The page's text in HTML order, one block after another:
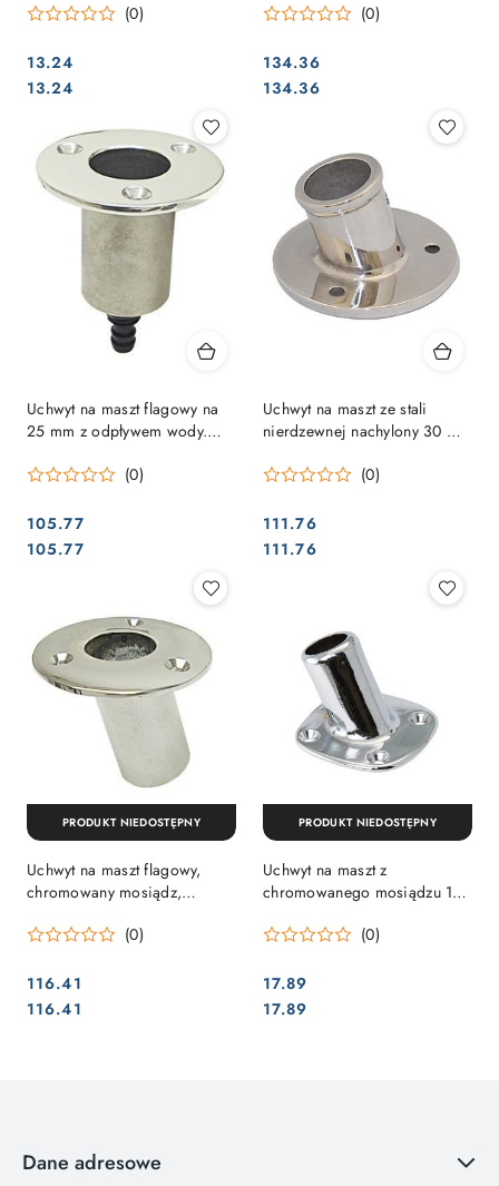
(0)
Cena:
13.24
Cena:
13.24
(0)
Cena:
134.36
Cena:
134.36
Uchwyt na maszt flagowy na
25 mm z odpływem wody.
(0)
Cena:
105.77
Cena:
105.77
Uchwyt na maszt ze stali
nierdzewnej nachylony 30 mm
(0)
Cena:
111.76
Cena:
111.76
Uchwyt na maszt flagowy,
chromowany mosiądz,
(0)
Cena:
116.41
Cena:
116.41
PRODUKT NIEDOSTĘPNY
Uchwyt na maszt z
chromowanego mosiądzu 16
(0)
Cena:
17.89
Cena:
17.89
PRODUKT NIEDOSTĘPNY
Dane adresowe